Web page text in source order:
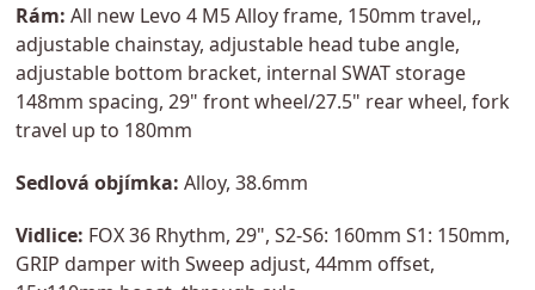
Rám: All new Levo 4 M5 Alloy frame, 150mm travel,,
adjustable chainstay, adjustable head tube angle,
adjustable bottom bracket, internal SWAT storage
148mm spacing, 29" front wheel/27.5" rear wheel, fork
travel up to 180mm
Sedlová objímka: Alloy, 38.6mm
Vidlice: FOX 36 Rhythm, 29", S2-S6: 160mm S1: 150mm,
GRIP damper with Sweep adjust, 44mm offset,